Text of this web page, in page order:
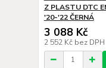
Z PLASTU DTC
'20-'22 ČERNÁ
3 088 Kč
2 552 Kč bez DPH